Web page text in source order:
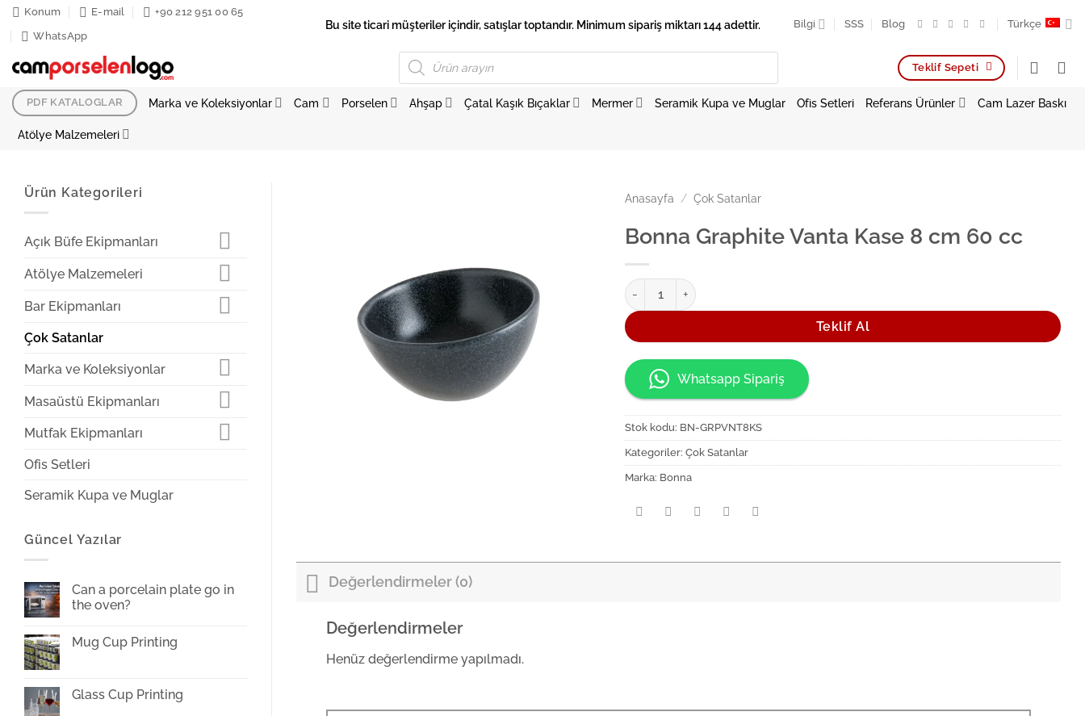
İçeriğe
atla
Konum E-mail
+90 212 951 00 65
WhatsApp
Bu site ticari müşteriler içindir, satışlar toptandır. Minimum sipariş miktarı 144 adettir. Bilgi SSS Blog Türkçe
Products
search
Teklif Sepeti
PDF KATALOGLAR Marka ve Koleksiyonlar Cam Porselen Ahşap Çatal Kaşık Bıçaklar Mermer Seramik Kupa ve Muglar Ofis Setleri Referans Ürünler Cam Lazer Baskı
Atölye Malzemeleri
Ürün Kategorileri
Açık Büfe Ekipmanları
Atölye Malzemeleri
Bar Ekipmanları
Çok Satanlar
Marka ve Koleksiyonlar
Masaüstü Ekipmanları
Mutfak Ekipmanları
Ofis Setleri
Seramik Kupa ve Muglar
Güncel Yazılar
Can a porcelain plate go in
the oven?
on
go
Mug Cup Printing
Mug
Cup
Glass Cup Printing
Anasayfa / Çok Satanlar
Bonna Graphite Vanta Kase 8 cm 60 cc
Bonna Graphite Vanta Kase 8 cm 60 cc adet
Teklif Al
Whatsapp Sipariş
Stok kodu: BN-GRPVNT8KS
Kategoriler:Çok Satanlar
Marka: Bonna
Değerlendirmeler (0)
Değerlendirmeler
Henüz değerlendirme yapılmadı.